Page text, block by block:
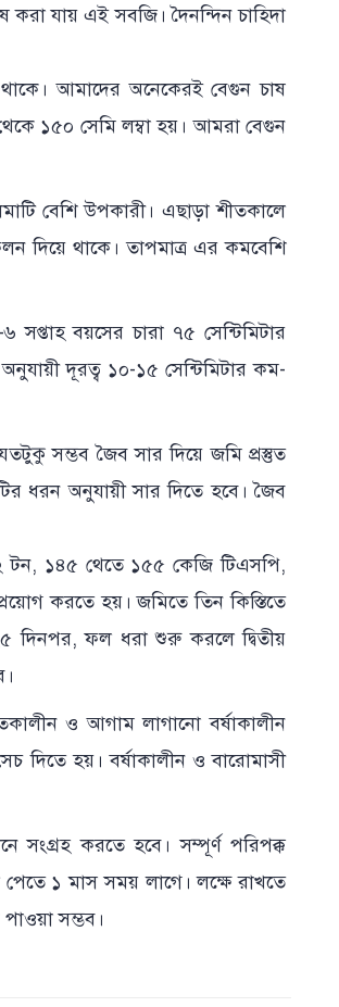
করা যায় এই সবজি। দৈনন্দিন চাহিদা
আমাদের অনেকেরই বেগুন চাষ
১৫০ সেমি লম্বা হয়। আমরা বেগুন
বেশি উপকারী। এছাড়া শীতকালে
দিয়ে থাকে। তাপমাত্র এর কমবেশি
বয়সের চারা ৭৫ সেন্টিমিটার
দূরত্ব ১০-১৫ সেন্টিমিটার কম-
সম্ভব জৈব সার দিয়ে জমি প্রস্তুত
ধরন অনুযায়ী সার দিতে হবে। জৈব
টন, ১৪৫ থেতে ১৫৫ কেজি টিএসপি,
করতে হয়। জমিতে তিন কিস্তিতে
দিনপর, ফল ধরা শুরু করলে দ্বিতীয়
ও আগাম লাগানো বর্ষাকালীন
দিতে হয়। বর্ষাকালীন ও বারোমাসী
সংগ্রহ করতে হবে। সম্পূর্ণ পরিপক্ক
১ মাস সময় লাগে। লক্ষে রাখতে
সম্ভব।